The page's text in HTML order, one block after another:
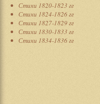
Стихи 1820-1823 гг
Стихи 1824-1826 гг
Стихи 1827-1829 гг
Стихи 1830-1833 гг
Стихи 1834-1836 гг